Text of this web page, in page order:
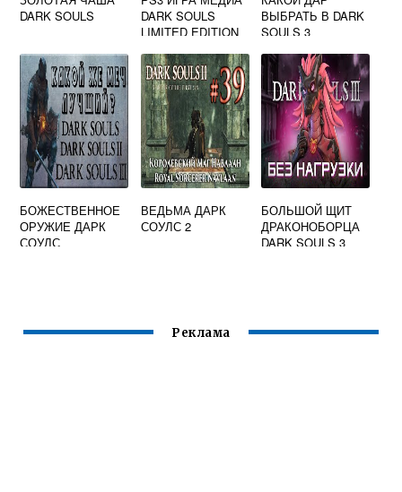
DARK SOULS
DARK SOULS
LIMITED EDITION
ВЫБРАТЬ В DARK
SOULS 3
БОЖЕСТВЕННОЕ
ОРУЖИЕ ДАРК
СОУЛС
ВЕДЬМА ДАРК
СОУЛС 2
БОЛЬШОЙ ЩИТ
ДРАКОНОБОРЦА
DARK SOULS 3
Реклама